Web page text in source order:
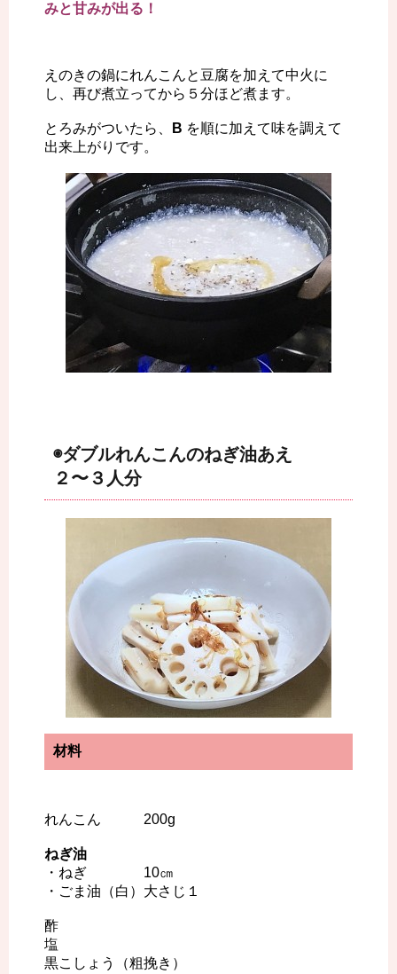
みと甘みが出る！
えのきの鍋にれんこんと豆腐を加えて中火に
し、再び煮立ってから５分ほど煮ます。
とろみがついたら、 B を順に加えて味を調えて
出来上がりです。
◉ダブルれんこんのねぎ油あえ
２〜３人分
材料
れんこん 200g
ねぎ油
・ねぎ 10㎝
・ごま油（白）大さじ１
酢
塩
黒こしょう（粗挽き）